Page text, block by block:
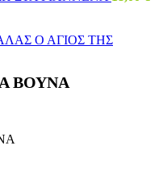
Ο ΑΓΙΟΣ ΤΗΣ
ΒΟΥΝΑ